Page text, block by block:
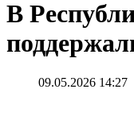
В
09.05.2026 14:27